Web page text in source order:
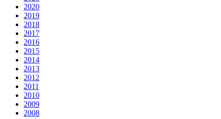
2020
2019
2018
2017
2016
2015
2014
2013
2012
2011
2010
2009
2008